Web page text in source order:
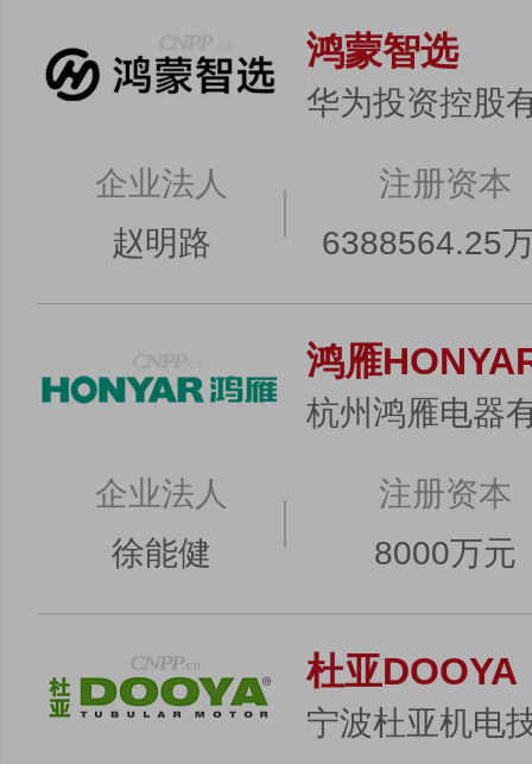
鸿蒙智选
华为投资控股
企业法人
赵明路
注册资本
6388564.25
鸿雁
杭州鸿雁电器
企业法人
徐能健
注册资本
8000万元
杜亚DOOYA
宁波杜亚机电